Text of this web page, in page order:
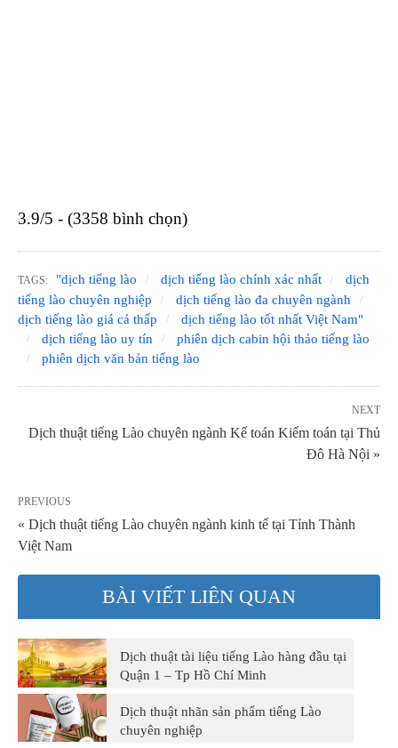
3.9/5 - (3358 bình chọn)
TAGS: "dịch tiếng lào dịch tiếng lào chính xác nhất
dịch
tiếng lào chuyên nghiệp
dịch tiếng lào đa chuyên ngành
dịch tiếng lào giá cả thấp
dịch tiếng lào tốt nhất Việt Nam"
dịch tiếng lào uy tín
phiên dịch cabin hội thảo tiếng lào
phiên dịch văn bản tiếng lào
NEXT
Dịch thuật tiếng Lào chuyên ngành Kế toán Kiểm toán tại Thủ
Đô Hà Nội »
PREVIOUS
« Dịch thuật tiếng Lào chuyên ngành kinh tế tại Tỉnh Thành
Việt Nam
BÀI VIẾT LIÊN QUAN
Dịch thuật tài liệu tiếng Lào hàng đầu tại
Quận 1 – Tp Hồ Chí Minh
Dịch thuật nhãn sản phẩm tiếng Lào
chuyên nghiệp